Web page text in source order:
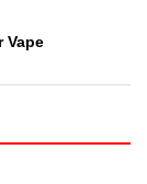
Vape